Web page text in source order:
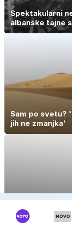
Spektakularni
albanske tajne
Sam po svetu?
jih ne zmanjka'
OGLAS
Dobra
naravne